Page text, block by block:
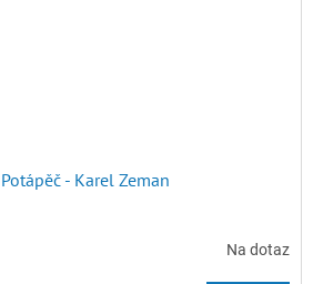
Potápěč - Karel Zeman
Na dotaz